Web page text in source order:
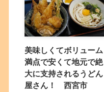
美味しくてボリューム
満点で安くて地元で絶
大に支持されるうどん
屋さん！ 西宮市